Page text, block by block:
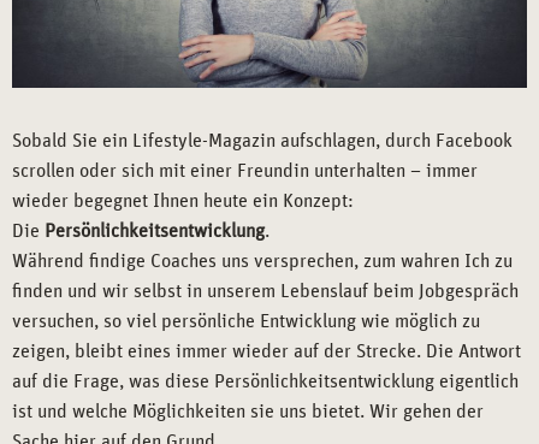
Sobald Sie ein Lifestyle-Magazin aufschlagen, durch Facebook
scrollen oder sich mit einer Freundin unterhalten – immer
wieder begegnet Ihnen heute ein Konzept:
Die Persönlichkeitsentwicklung.
Während findige Coaches uns versprechen, zum wahren Ich zu
finden und wir selbst in unserem Lebenslauf beim Jobgespräch
versuchen, so viel persönliche Entwicklung wie möglich zu
zeigen, bleibt eines immer wieder auf der Strecke. Die Antwort
auf die Frage, was diese Persönlichkeitsentwicklung eigentlich
ist und welche Möglichkeiten sie uns bietet. Wir gehen der